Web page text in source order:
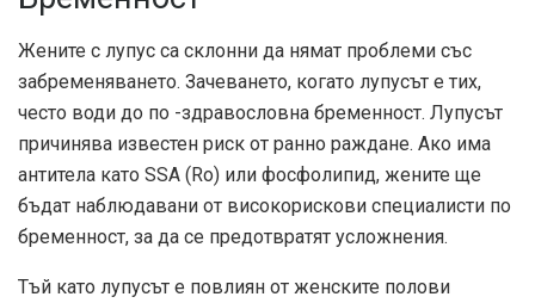
Жените с лупус са склонни да нямат проблеми със
забременяването. Зачеването, когато лупусът е тих,
често води до по -здравословна бременност. Лупусът
причинява известен риск от ранно раждане. Ако има
антитела като SSA (Ro) или фосфолипид, жените ще
бъдат наблюдавани от високорискови специалисти по
бременност, за да се предотвратят усложнения.
Тъй като лупусът е повлиян от женските полови